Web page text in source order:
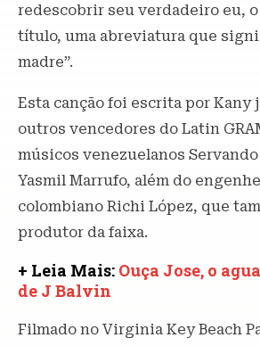
redescobrir seu verdadeiro eu, o
título, uma abreviatura que
madre”.
Esta canção foi escrita por Kany
outros vencedores do Latin
músicos venezuelanos Servando
Yasmil Marrufo, além do
colombiano Richi López, que
produtor da faixa.
+ Leia Mais: Ouça Jose, o
de J Balvin
Filmado no Virginia Key Beach